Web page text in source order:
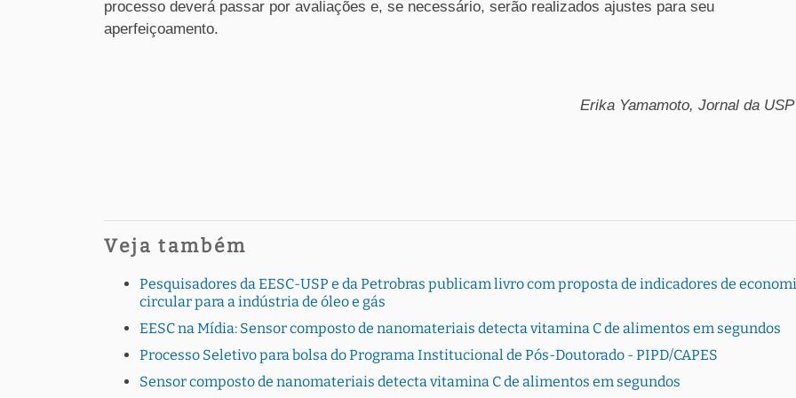
processo deverá passar por avaliações e, se necessário, serão realizados ajustes para seu
aperfeiçoamento.
Erika Yamamoto, Jornal da USP
Veja também
Pesquisadores da EESC-USP e da Petrobras publicam livro com proposta de indicadores de
circular para a indústria de óleo e gás
EESC na Mídia: Sensor composto de nanomateriais detecta vitamina C de alimentos em segundos
Processo Seletivo para bolsa do Programa Institucional de Pós-Doutorado - PIPD/CAPES
Sensor composto de nanomateriais detecta vitamina C de alimentos em segundos